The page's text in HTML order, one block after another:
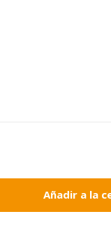
Añadir a la